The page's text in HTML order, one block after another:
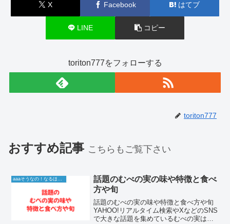
X Facebook はてブ
LINE コピー
toriton777をフォローする
toriton777
おすすめ記事 こちらもご覧下さい
aaaそうなの！なるほど！情報
話題のむべの実の味や特徴と食べ
方や旬
話題のむべの実の味や特徴と食べ方や旬
YAHOO!リアルタイム検索やXなどのSNS
で大きな話題を集めているむべの実は、